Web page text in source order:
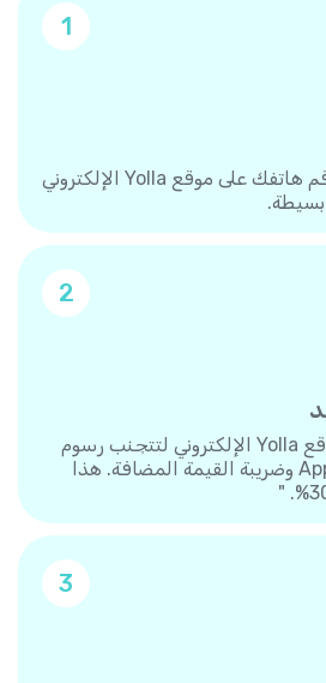
1
أنشئ حسابك. سجل رقم هاتفك على موقع Yolla الإلكتروني
2
"اشحن رصيدك عبر موقع Yolla الإلكتروني لتتجنب رسوم
App Store/Google play وضريبة القيمة المضافة. هذا
3